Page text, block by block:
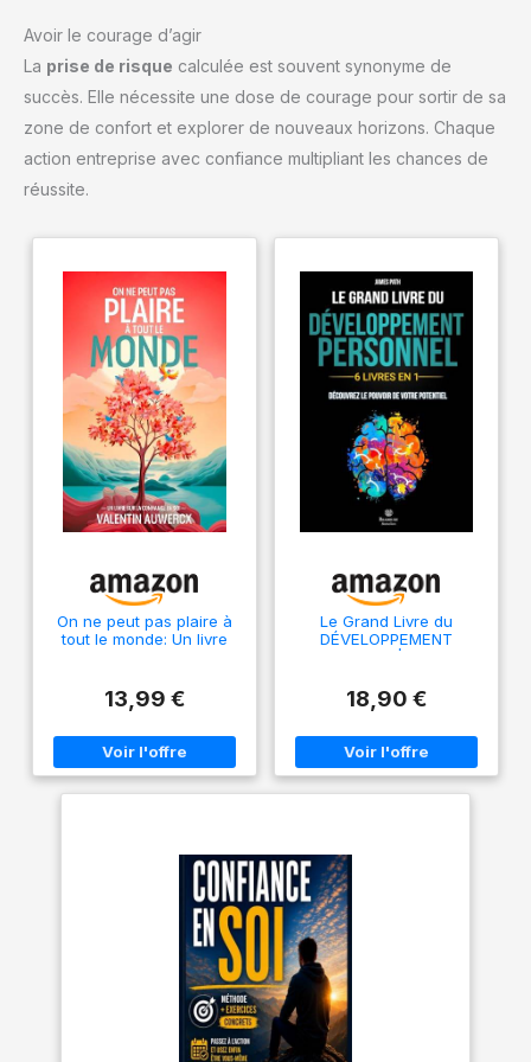
Avoir le courage d’agir
La prise de risque calculée est souvent synonyme de
succès. Elle nécessite une dose de courage pour sortir de sa
zone de confort et explorer de nouveaux horizons. Chaque
action entreprise avec confiance multipliant les chances de
réussite.
On ne peut pas plaire à
tout le monde: Un livre
13,99 €
Le Grand Livre du
DÉVELOPPEMENT
PERSONNEL: | 6 LIVRES
les Clés du
Développement
Comment Libérer votre
Potentiel et Améliorer
votre Vie.
18,90 €